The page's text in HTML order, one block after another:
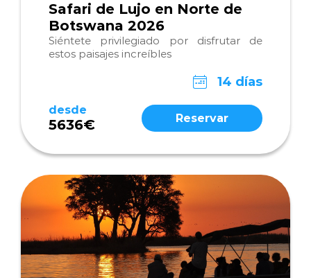
Safari de Lujo en Norte de
Botswana 2026
Siéntete privilegiado por disfrutar de
estos paisajes increíbles
14 días
desde
5636€ Reservar